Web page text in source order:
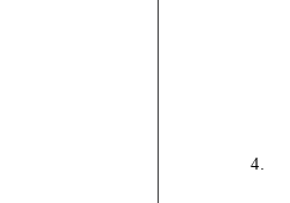
4.